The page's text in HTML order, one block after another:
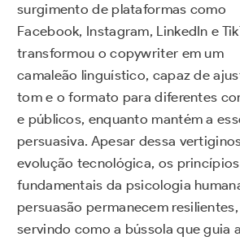
surgimento de plataformas como
Facebook, Instagram, LinkedIn e
transformou o copywriter em um
camaleão linguístico, capaz de
tom e o formato para diferentes
e públicos, enquanto mantém a
persuasiva. Apesar dessa
evolução tecnológica, os princípios
fundamentais da psicologia
persuasão permanecem resilientes,
servindo como a bússola que guia a